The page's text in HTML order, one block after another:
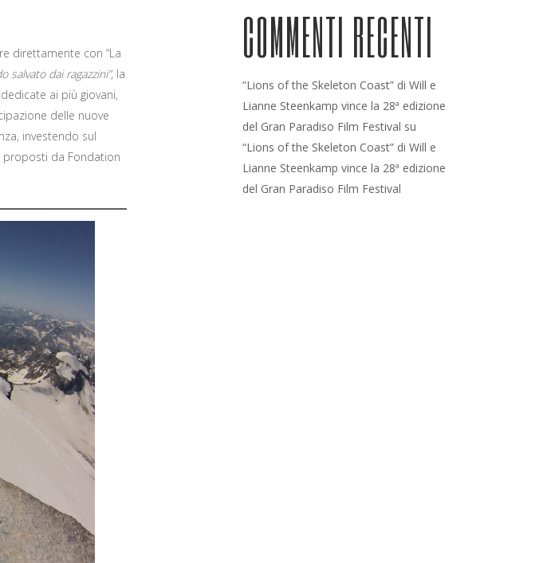
direttamente con “La
salvato dai ragazzini”, la
ai più giovani,
delle nuove
investendo sul
proposti da Fondation
COMMENTI RECENTI
“Lions of the Skeleton Coast” di Will e
Lianne Steenkamp vince la 28ª edizione
del Gran Paradiso Film Festival su
“Lions of the Skeleton Coast” di Will e
Lianne Steenkamp vince la 28ª edizione
del Gran Paradiso Film Festival